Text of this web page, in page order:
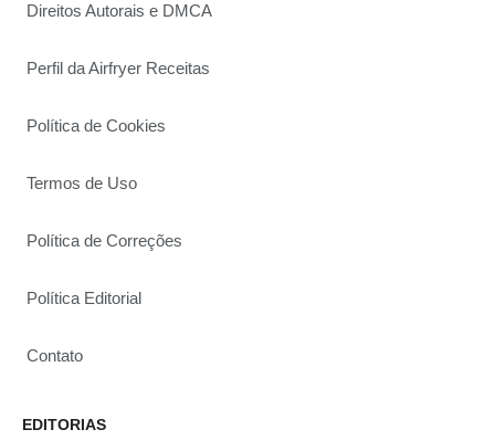
Direitos Autorais e DMCA
Perfil da Airfryer Receitas
Política de Cookies
Termos de Uso
Política de Correções
Política Editorial
Contato
EDITORIAS